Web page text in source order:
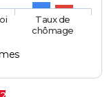
Taux de
chômage